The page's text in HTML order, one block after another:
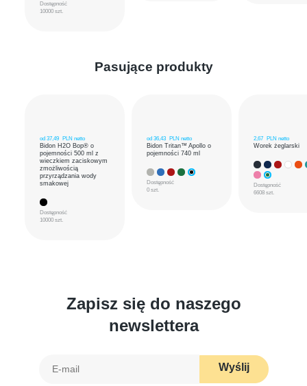
Dostępność
10000 szt.
Pasujące produkty
od 37,49 PLN netto
Bidon H2O Bop® o
pojemności 500 ml z
wieczkiem zaciskowym
zmożliwością
przyrządzania wody
smakowej
Dostępność
10000 szt.
od 36,43 PLN netto
Bidon Tritan™ Apollo o
pojemności 740 ml
Dostępność
0 szt.
2,67 PLN netto
Worek żeglarski
Dostępność
6608 szt.
Zapisz się do naszego
newslettera
Wyślij